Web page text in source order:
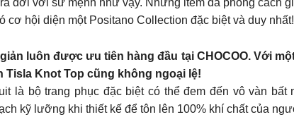
đời với sứ mệnh như vậy. Những item đa phong cách
cơ hội diện một Positano Collection đặc biệt và duy nhất!
luôn được ưu tiên hàng đầu tại CHOCOO. Với
Tisla Knot Top cũng không ngoại lệ!
là bộ trang phục đặc biệt có thể đem đến vô vàn
kỹ lưỡng khi thiết kế để tôn lên 100% khí chất của